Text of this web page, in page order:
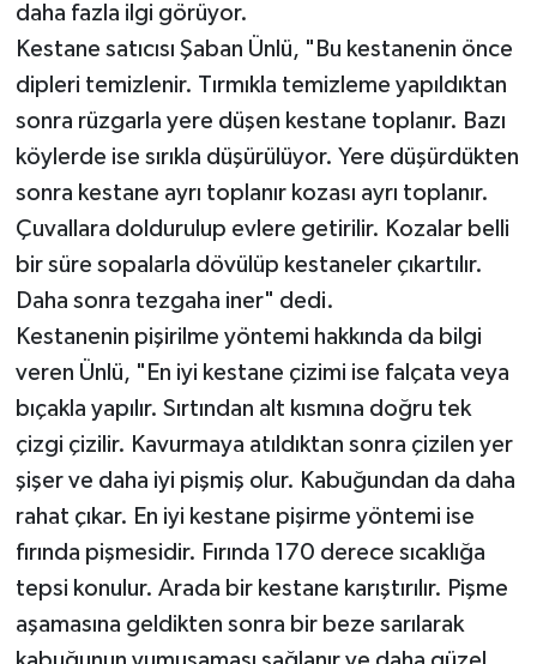
daha fazla ilgi görüyor.
Kestane satıcısı Şaban Ünlü, "Bu kestanenin önce
dipleri temizlenir. Tırmıkla temizleme yapıldıktan
sonra rüzgarla yere düşen kestane toplanır. Bazı
köylerde ise sırıkla düşürülüyor. Yere düşürdükten
sonra kestane ayrı toplanır kozası ayrı toplanır.
Çuvallara doldurulup evlere getirilir. Kozalar belli
bir süre sopalarla dövülüp kestaneler çıkartılır.
Daha sonra tezgaha iner" dedi.
Kestanenin pişirilme yöntemi hakkında da bilgi
veren Ünlü, "En iyi kestane çizimi ise falçata veya
bıçakla yapılır. Sırtından alt kısmına doğru tek
çizgi çizilir. Kavurmaya atıldıktan sonra çizilen yer
şişer ve daha iyi pişmiş olur. Kabuğundan da daha
rahat çıkar. En iyi kestane pişirme yöntemi ise
fırında pişmesidir. Fırında 170 derece sıcaklığa
tepsi konulur. Arada bir kestane karıştırılır. Pişme
aşamasına geldikten sonra bir beze sarılarak